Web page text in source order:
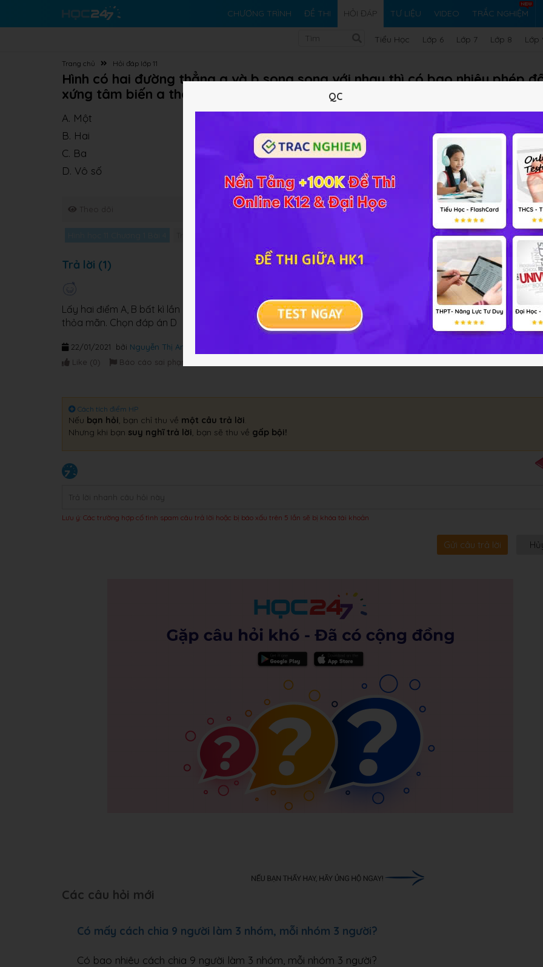
CHƯƠNG TRÌNH ĐỀ THI HỎI ĐÁP TƯ LIỆU VIDEO TRẮC NGHIỆM
Tiểu Học Lớp 6 Lớp 7 Lớp 8 Lớp
Trang chủ Hỏi đáp lớp 11
Hình có hai đường thẳng a và b song song với nhau thì có bao nhiêu phép
xứng tâm biến a thành b?
A. Một
B. Hai
C. Ba
D. Vô số
Theo dõi Vi
Giải bài tập Hình học 11 Chương 1 Bài 4
Trả lời (1)
Lấy hai điểm A, B bất kì lần lượt thuộc a, b. Trung điểm I của AB chính là tâm đối xứng của hình. Có vô số
thỏa mãn. Chọn đáp án D
bởi Nguyễn Thị An
22/01/2021
Like (0) Báo cáo sai phạm
Cách tích điểm HP
Nếu bạn hỏi, bạn chỉ thu về một câu trả lời.
Nhưng khi bạn suy nghĩ trả lời, bạn sẽ thu về gấp bội!
Lưu ý: Các trường hợp cố tình spam câu trả lời hoặc bị báo xấu trên 5 lần sẽ bị khóa tài khoản
Gửi câu trả lời
Các câu hỏi mới
Có mấy cách chia 9 người làm 3 nhóm, mỗi nhóm 3 người?
Có bao nhiêu cách chia 9 người làm 3 nhóm, mỗi nhóm 3 người?
QC